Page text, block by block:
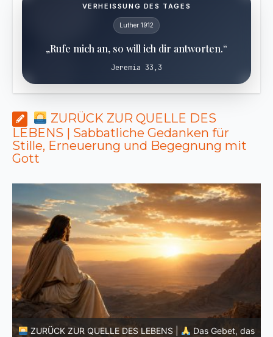
VERHEISSUNG DES TAGES
Luther 1912
„Rufe mich an, so will ich dir antworten.“
Jeremia 33,3
ZURÜCK ZUR QUELLE DES
LEBENS | Sabbatliche Gedanken für
Stille, Erneuerung und Begegnung mit
Gott
ZURÜCK ZUR QUELLE DES LEBENS |
Das Gebet, das
das Herz verändert |
7.Wie auch wir vergeben unsern